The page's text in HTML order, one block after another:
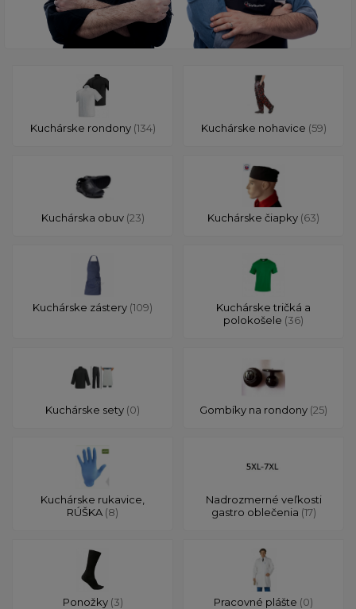
Kuchárske rondony (134) Kuchárske nohavice (59)
Kuchárska obuv (23) Kuchárske čiapky (63)
Kuchárske zástery (109)
Kuchárske tričká a
polokošele (36)
Kuchárske sety (0) Gombíky na rondony (25)
Kuchárske rukavice,
RÚŠKA (8)
Nadrozmerné veľkosti
gastro oblečenia (17)
Ponožky (3) Pracovné plášte (0)